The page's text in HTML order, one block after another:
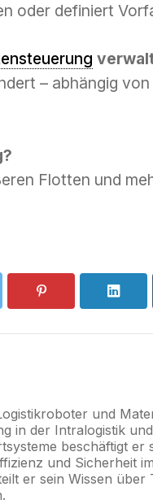
oder definiert
– abhängig
Flotten und
und
in der Intralogistik
beschäftigt er
und Sicherheit
er sein Wissen über